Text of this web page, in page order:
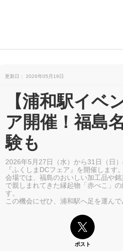
更新日： 2026年05月19日
【浦和駅イベ
ア開催！福島
験も
2026年5月27日（水）から31日（日
『ふくしまDCフェア』を開催します。
会場では、福島のおいしい加工品や
で親しまれてきた縁起物「赤べこ」
す。
この機会にぜひ、浦和駅へ足を運んで
ポスト